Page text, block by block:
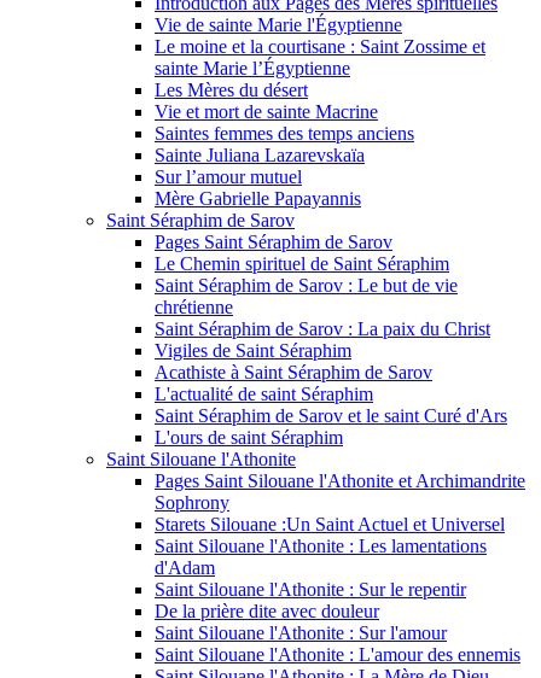
Vie de sainte Marie l'Égyptienne
Le moine et la courtisane : Saint Zossime et
sainte Marie l’Égyptienne
Les Mères du désert
Vie et mort de sainte Macrine
Saintes femmes des temps anciens
Sainte Juliana Lazarevskaïa
Sur l’amour mutuel
Mère Gabrielle Papayannis
Saint Séraphim de Sarov
Pages Saint Séraphim de Sarov
Le Chemin spirituel de Saint Séraphim
Saint Séraphim de Sarov : Le but de vie
chrétienne
Saint Séraphim de Sarov : La paix du Christ
Vigiles de Saint Séraphim
Acathiste à Saint Séraphim de Sarov
L'actualité de saint Séraphim
Saint Séraphim de Sarov et le saint Curé d'Ars
L'ours de saint Séraphim
Saint Silouane l'Athonite
Pages Saint Silouane l'Athonite et Archimandrite
Sophrony
Starets Silouane :Un Saint Actuel et Universel
Saint Silouane l'Athonite : Les lamentations
d'Adam
Saint Silouane l'Athonite : Sur le repentir
De la prière dite avec douleur
Saint Silouane l'Athonite : Sur l'amour
Saint Silouane l'Athonite : L'amour des ennemis